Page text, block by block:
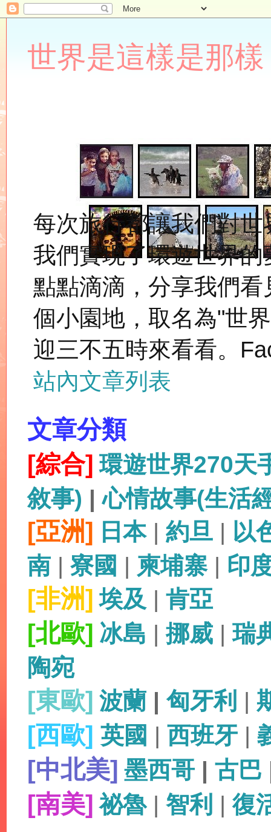
世界是這樣是那樣
每次旅行都讓我們對
我們實現了環遊世界
點點滴滴，分享我們
個小園地，取名為"世
迎三不五時來看看。
站內文章列表
文章分類
[綜合] 環遊世界270天
敘事) |心情故事(生活
[亞洲] 日本| 約旦 | 以
南 | 寮國 | 柬埔寨| 印
[非洲] 埃及 | 肯亞
[北歐] 冰島 |挪威 |瑞
陶宛
[東歐] 波蘭 | 匈牙利 |
[西歐] 英國 | 西班牙 |
[中北美] 墨西哥 | 古巴
[南美] 祕魯| 智利 |復